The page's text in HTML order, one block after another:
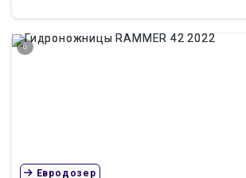
6
Евродозер